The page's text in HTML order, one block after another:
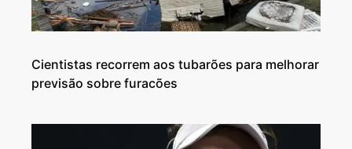
Cientistas recorrem aos tubarões para melhorar
previsão sobre furacões